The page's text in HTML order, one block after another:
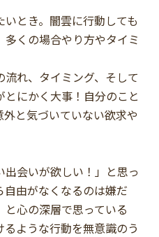
とき。闇雲に行動しても
くの場合やり方やタイミ
れ、タイミング、そして
とにかく大事！自分のこと
と気づいていない欲求や
会いが欲しい！」と思っ
由がなくなるのは嫌だ
心の深層で思っている
ような行動を無意識のう